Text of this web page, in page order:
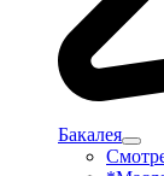
Бакалея